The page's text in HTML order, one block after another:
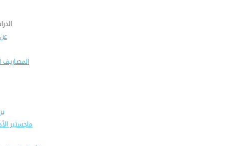
المصاريف
ماجستير